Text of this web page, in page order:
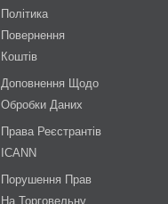
Політика
Повернення
Коштів
Доповнення Щодо
Обробки Даних
Права Реєстрантів
ICANN
Порушення Прав
На Торговельну